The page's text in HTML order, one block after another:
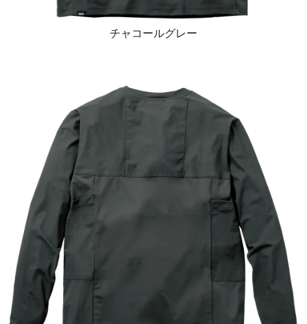
チャコールグレー